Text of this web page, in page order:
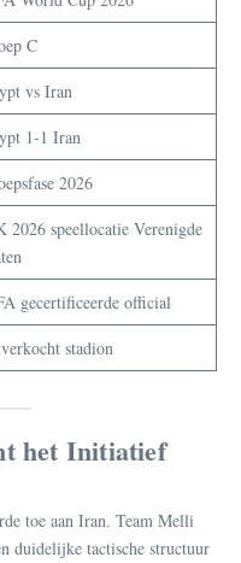
C
vs Iran
1-1 Iran
2026
2026 speellocatie Verenigde
gecertificeerde official
stadion
het Initiatief
toe aan Iran. Team Melli
duidelijke tactische structuur